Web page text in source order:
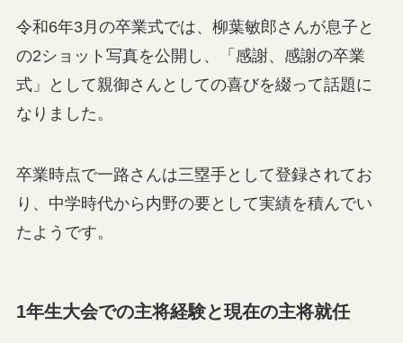
令和6年3月の卒業式では、柳葉敏郎さんが息子と
の2ショット写真を公開し、「感謝、感謝の卒業
式」として親御さんとしての喜びを綴って話題に
なりました。
卒業時点で一路さんは三塁手として登録されてお
り、中学時代から内野の要として実績を積んでい
たようです。
1年生大会での主将経験と現在の主将就任